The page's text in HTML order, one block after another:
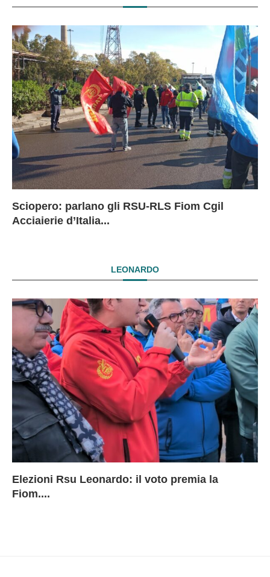
Sciopero: parlano gli RSU-RLS Fiom Cgil
Acciaierie d’Italia...
LEONARDO
Elezioni Rsu Leonardo: il voto premia la
Fiom....